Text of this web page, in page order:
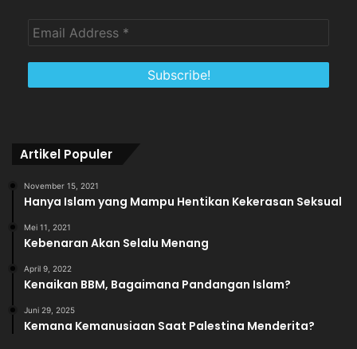
Artikel Populer
November 15, 2021
Hanya Islam yang Mampu Hentikan Kekerasan Seksual
Mei 11, 2021
Kebenaran Akan Selalu Menang
April 9, 2022
Kenaikan BBM, Bagaimana Pandangan Islam?
Juni 29, 2025
Kemana Kemanusiaan Saat Palestina Menderita?